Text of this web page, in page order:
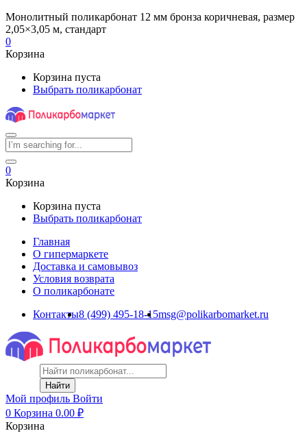
Монолитный поликарбонат 12 мм бронза коричневая, размер
2,05×3,05 м, стандарт
0
Корзина
Корзина пуста
Выбрать поликарбонат
0
Корзина
Корзина пуста
Выбрать поликарбонат
Главная
О гипермаркете
Доставка и самовывоз
Условия возврата
О поликарбонате
Контакты8 (499) 495-18-15msg@polikarbomarket.ru
Найти
Мой профиль Войти
0 Корзина 0.00 ₽
Корзина